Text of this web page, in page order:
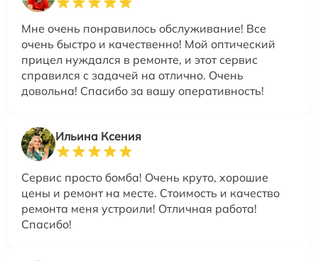
Мне очень понравилось обслуживание! Все
очень быстро и качественно! Мой оптический
прицел нуждался в ремонте, и этот сервис
справился с задачей на отлично. Очень
довольна! Спасибо за вашу оперативность!
Ильина Ксения
Сервис просто бомба! Очень круто, хорошие
цены и ремонт на месте. Стоимость и качество
ремонта меня устроили! Отличная работа!
Спасибо!